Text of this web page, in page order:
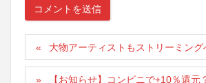
大物アーティストもストリーミング
【お知らせ】コンビニで+10％還元